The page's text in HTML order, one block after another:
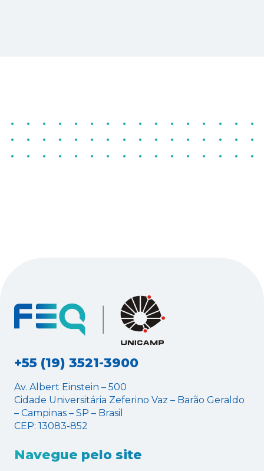
+55 (19) 3521-3900
Av. Albert Einstein – 500
Cidade Universitária Zeferino Vaz – Barão Geraldo
– Campinas – SP – Brasil
CEP: 13083-852
Navegue pelo site